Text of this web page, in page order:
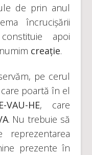
de prin anul
încrucișării
apoi
creație.
pe cerul
poartă în el
VAU-HE, care
. Nu trebuie să
reprezentarea
prezente în